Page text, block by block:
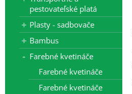
pestovateľské platá
Plasty - sadbovače
Bambus
Farebné kvetináče
Farebné kvetináče
Farebné kvetináče